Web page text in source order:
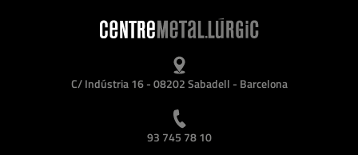
C/ Indústria 16 - 08202 Sabadell - Barcelona
93 745 78 10